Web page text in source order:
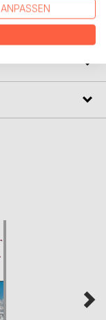
ANPASSEN